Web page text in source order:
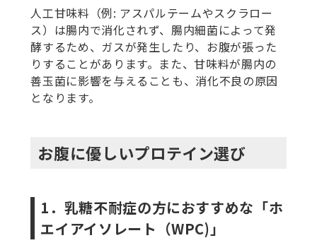
人工甘味料（例: アスパルテームやスクラロー
ス）は腸内で消化されず、腸内細菌によって発
酵するため、ガスが発生したり、お腹が張った
りすることがあります。また、甘味料が腸内の
善玉菌に影響を与えることも、消化不良の原因
となります。
お腹に優しいプロテイン選び
1．乳糖不耐症の方におすすめな「ホ
エイアイソレート（WPC)」